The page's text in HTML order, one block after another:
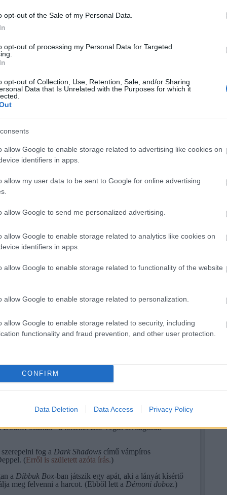
opt-out of the Sale of my Personal Data.
opt-out of processing my Personal Data for Targeted
opt-out of Collection, Use, Retention, Sale, and/or Sharing
Data that Is Unrelated with the Purposes for which it
allow Google to enable storage related to advertising like cookies on
identifiers in apps.
allow my user data to be sent to Google for online advertising
allow Google to send me personalized advertising.
allow Google to enable storage related to analytics like cookies on
identifiers in apps.
allow Google to enable storage related to functionality of the website
allow Google to enable storage related to personalization.
allow Google to enable storage related to security, including
functionality and fraud prevention, and other user protection.
CONFIRM
Data Deletion Data Access Privacy Policy
valamivel több, mégis azt mondom, hogyaz a plusz
kivágott erőszak miatt sokkal közelebb áll a
társa .
Kár, hogy szinte semmi nincs róla az
)
Változat)
Zack Snyder bármelyik filmje sokkal jobb
2016-ra már megvan eredeti külföldi blu-rayen
Rendezői Változat , kiegészítve a
ales of the Black
egy videóban értekeztem róla!
várom!
oldalán - a történet Las Vegas alvilágában
fog a Dark Shadows című vámpíros
(Erről is született azóta írás.)
a Dibbuk Box-ban játszik egy apát, aki a lányát kísértő
meg felvenni a harcot. (Ebből lett a Démoni doboz.)